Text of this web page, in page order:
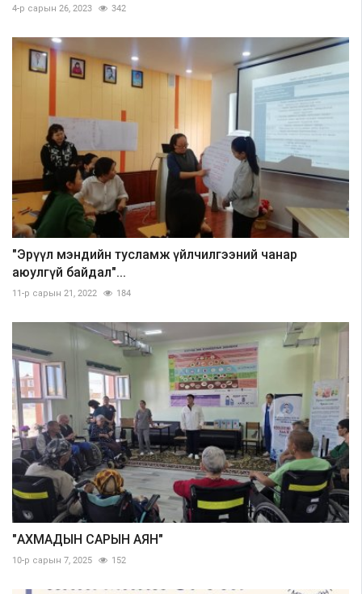
4-р сарын 26, 2023 342
"Эрүүл мэндийн тусламж үйлчилгээний чанар
аюулгүй байдал"...
11-р сарын 21, 2022 184
"АХМАДЫН САРЫН АЯН"
10-р сарын 7, 2025 152